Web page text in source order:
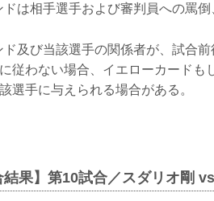
ドは相手選手および審判員への罵
ド及び当該選手の関係者が、試合
従わない場合、イエローカード
選手に与えられる場合がある。
結果】第10試合／スダリオ剛